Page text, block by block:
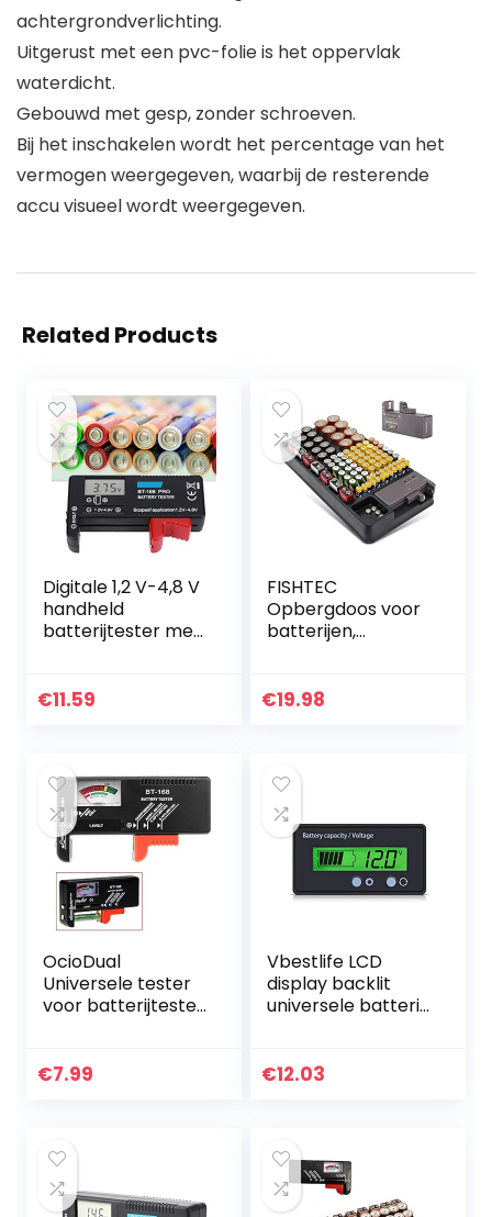
achtergrondverlichting.
Uitgerust met een pvc-folie is het oppervlak
waterdicht.
Gebouwd met gesp, zonder schroeven.
Bij het inschakelen wordt het percentage van het
vermogen weergegeven, waarbij de resterende
accu visueel wordt weergegeven.
Related Products
Digitale 1,2 V-4,8 V
handheld
batterijtester met
voor kantoor voor
€11.59
FISHTEC
Opbergdoos voor
batterijen,
batterijen: AA, AAA,
€19.98
OcioDual
Universele tester
voor batterijtester
€7.99
Vbestlife LCD
display backlit
universele batterij
voltmeter monitor
€12.03